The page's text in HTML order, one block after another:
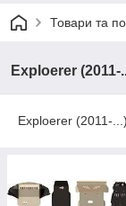
Товари та
Exploerer (2011-
Exploerer (2011-...)